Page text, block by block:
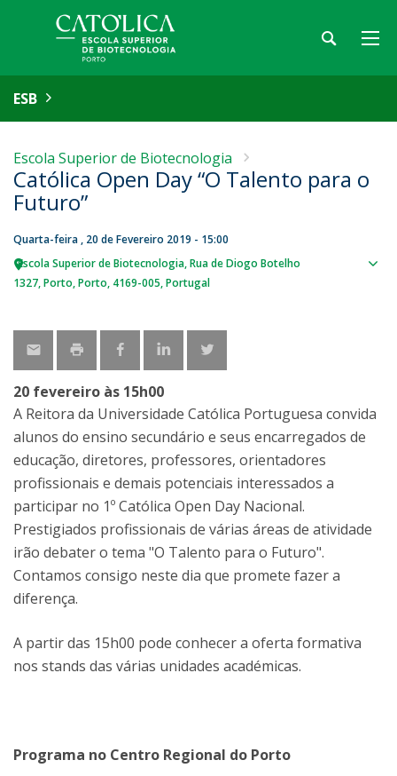
ESB
Escola Superior de Biotecnologia
Católica Open Day “O Talento para o
Futuro”
Quarta-feira , 20 de Fevereiro 2019 - 15:00
Escola Superior de Biotecnologia Rua de Diogo Botelho
1327 Porto Porto 4169-005 Portugal
20 fevereiro às 15h00
A Reitora da Universidade Católica Portuguesa convida
alunos do ensino secundário e seus encarregados de
educação, diretores, professores, orientadores
profissionais e demais potenciais interessados a
participar no 1º Católica Open Day Nacional.
Prestigiados profissionais de várias áreas de atividade
irão debater o tema "O Talento para o Futuro".
Contamos consigo neste dia que promete fazer a
diferença.
A partir das 15h00 pode conhecer a oferta formativa
nos stands das várias unidades académicas.
Programa no Centro Regional do Porto